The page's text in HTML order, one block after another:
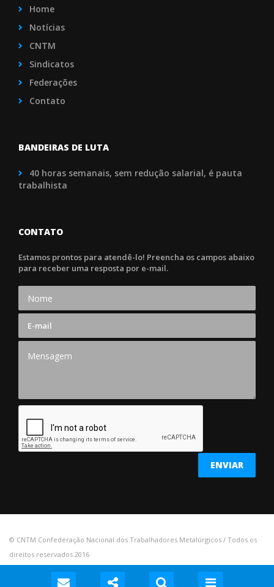
Home
Notícias
CNTM
Sindicatos
Federações
Contato
BANDEIRAS DE LUTA
40 horas semanais, sem redução salarial, é pauta
trabalhista
CONTATO
Estamos prontos para atendê-lo! Preencha os campos abaixo
para receber uma resposta por e-mail.
© CNTM Confederação Nacional dos Trabalhadores Metalúrgicos / Todos os
direitos reservados 2016